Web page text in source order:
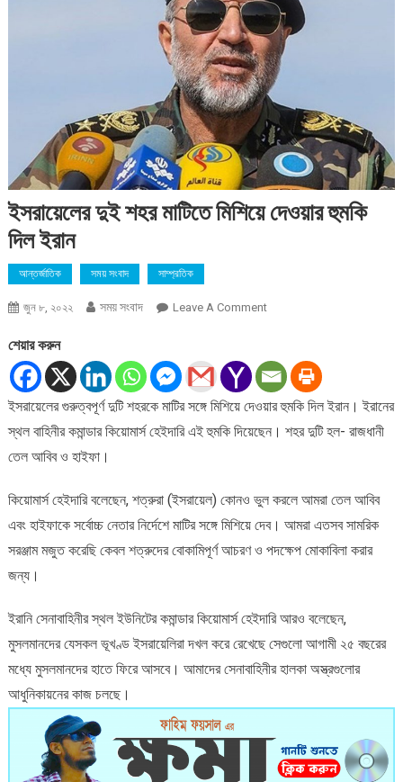
ইসরায়েলের দুই শহর মাটিতে মিশিয়ে দেওয়ার হুমকি
দিল ইরান
আন্তর্জাতিক সময় সংবাদ সাম্প্রতিক
জুন ৮, ২০২২ সময় সংবাদ Leave A CommentOn
শহর
মাটিতে
মিশিয়ে
দেওয়ার
শেয়ার করুন
ইসরায়েলের গুরুত্বপূর্ণ দুটি শহরকে মাটির সঙ্গে মিশিয়ে দেওয়ার হুমকি দিল ইরান। ইরানের
স্থল বাহিনীর কমান্ডার কিয়োমার্স হেইদারি এই হুমকি দিয়েছেন। শহর দুটি হল- রাজধানী
তেল আবিব ও হাইফা।
কিয়োমার্স হেইদারি বলেছেন, শত্রুরা (ইসরায়েল) কোনও ভুল করলে আমরা তেল আবিব
এবং হাইফাকে সর্বোচ্চ নেতার নির্দেশে মাটির সঙ্গে মিশিয়ে দেব। আমরা এতসব সামরিক
সরঞ্জাম মজুত করেছি কেবল শত্রুদের বোকামিপূর্ণ আচরণ ও পদক্ষেপ মোকাবিলা করার
জন্য।
ইরানি সেনাবাহিনীর স্থল ইউনিটের কমান্ডার কিয়োমার্স হেইদারি আরও বলেছেন,
মুসলমানদের যেসকল ভূখণ্ড ইসরায়েলিরা দখল করে রেখেছে সেগুলো আগামী ২৫ বছরের
মধ্যে মুসলমানদের হাতে ফিরে আসবে। আমাদের সেনাবাহিনীর হালকা অস্ত্রগুলোর
আধুনিকায়নের কাজ চলছে।